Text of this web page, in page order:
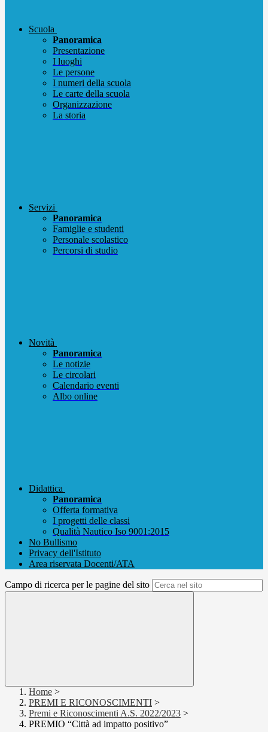
Scuola
Panoramica
Presentazione
I luoghi
Le persone
I numeri della scuola
Le carte della scuola
Organizzazione
La storia
Servizi
Panoramica
Famiglie e studenti
Personale scolastico
Percorsi di studio
Novità
Panoramica
Le notizie
Le circolari
Calendario eventi
Albo online
Didattica
Panoramica
Offerta formativa
I progetti delle classi
Qualità Nautico Iso 9001:2015
No Bullismo
Privacy dell'Istituto
Area riservata Docenti/ATA
Campo di ricerca per le pagine del sito
Home >
PREMI E RICONOSCIMENTI >
Premi e Riconoscimenti A.S. 2022/2023 >
PREMIO “Città ad impatto positivo”